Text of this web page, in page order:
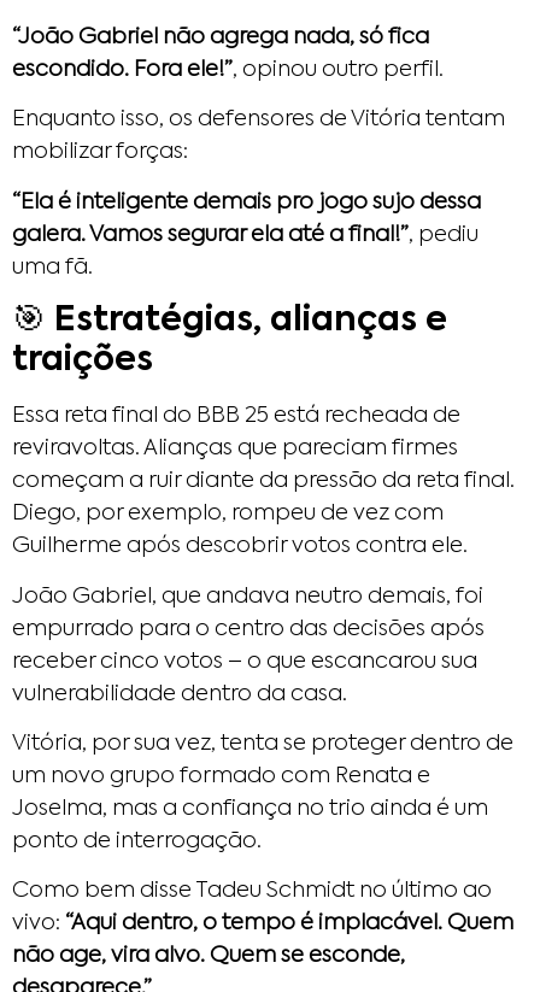
“João Gabriel não agrega nada, só fica
escondido. Fora ele!”, opinou outro perfil.
Enquanto isso, os defensores de Vitória tentam
mobilizar forças:
“Ela é inteligente demais pro jogo sujo dessa
galera. Vamos segurar ela até a final!”, pediu
uma fã.
🎯 Estratégias, alianças e
traições
Essa reta final do BBB 25 está recheada de
reviravoltas. Alianças que pareciam firmes
começam a ruir diante da pressão da reta final.
Diego, por exemplo, rompeu de vez com
Guilherme após descobrir votos contra ele.
João Gabriel, que andava neutro demais, foi
empurrado para o centro das decisões após
receber cinco votos – o que escancarou sua
vulnerabilidade dentro da casa.
Vitória, por sua vez, tenta se proteger dentro de
um novo grupo formado com Renata e
Joselma, mas a confiança no trio ainda é um
ponto de interrogação.
Como bem disse Tadeu Schmidt no último ao
vivo: “Aqui dentro, o tempo é implacável. Quem
não age, vira alvo. Quem se esconde,